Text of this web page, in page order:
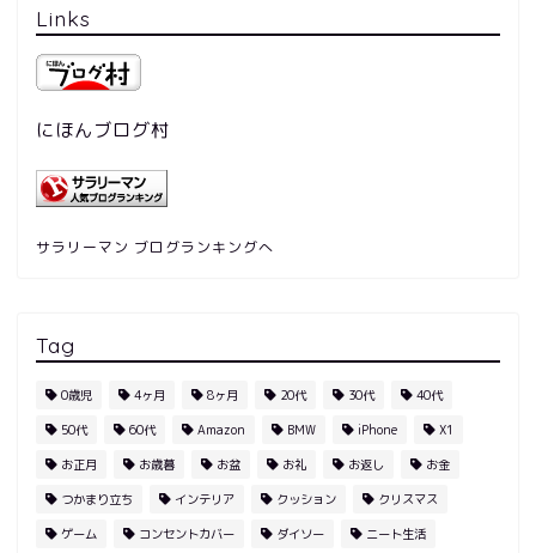
Links
にほんブログ村
サラリーマン ブログランキングへ
Tag
0歳児 4ヶ月 8ヶ月 20代 30代 40代
50代 60代 Amazon BMW iPhone X1
お正月 お歳暮 お盆 お礼 お返し お金
つかまり立ち インテリア クッション クリスマス
ゲーム コンセントカバー ダイソー ニート生活